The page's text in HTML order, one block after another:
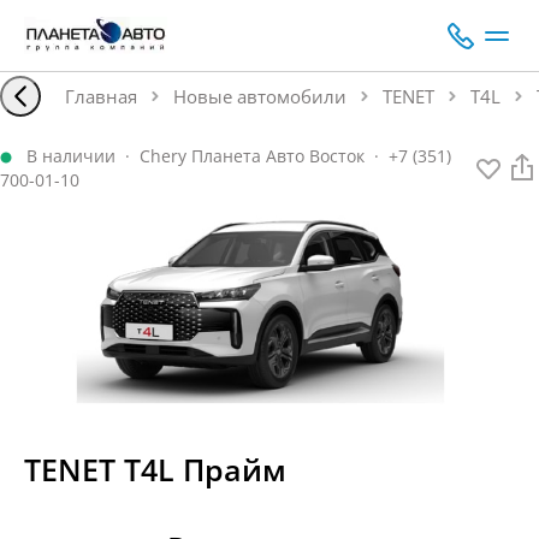
Главная Новые автомобили TENET T4L
В наличии · Chery Планета Авто Восток · +7 (351)
700-01-10
TENET T4L Прайм